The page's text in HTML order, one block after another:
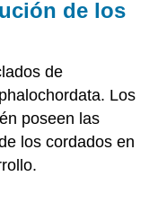
de los
de
Los
poseen las
los cordados en